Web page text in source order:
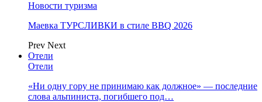
Новости туризма
Маевка ТУРСЛИВКИ в стиле BBQ 2026
Prev Next
Отели
Отели
«Ни одну гору не принимаю как должное» — последние
слова альпиниста, погибшего под…